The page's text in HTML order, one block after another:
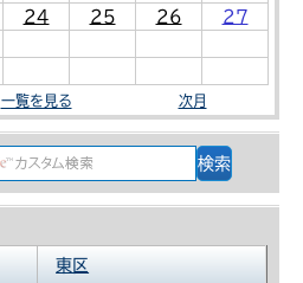
24 25 26
27
一覧を見る 次月
東区